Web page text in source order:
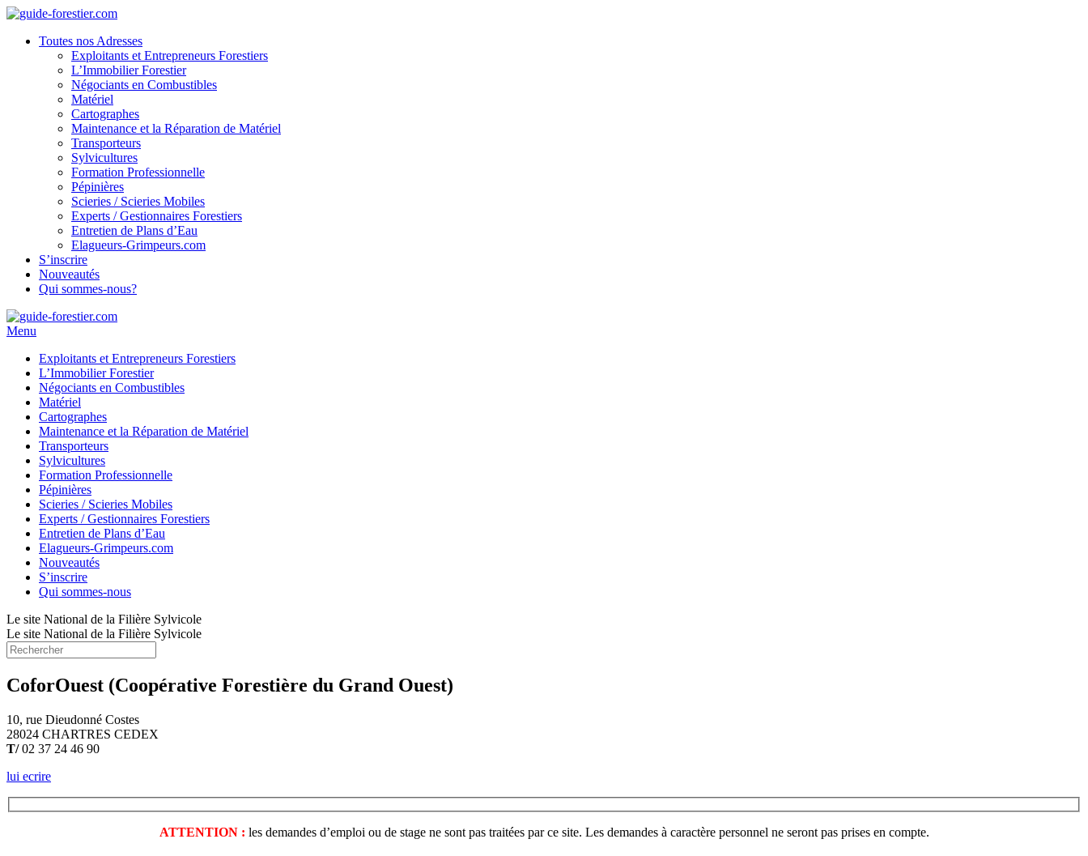
Toutes nos Adresses
Exploitants et Entrepreneurs Forestiers
L’Immobilier Forestier
Négociants en Combustibles
Matériel
Cartographes
Maintenance et la Réparation de Matériel
Transporteurs
Sylvicultures
Formation Professionnelle
Pépinières
Scieries / Scieries Mobiles
Experts / Gestionnaires Forestiers
Entretien de Plans d’Eau
Elagueurs-Grimpeurs.com
S’inscrire
Nouveautés
Qui sommes-nous?
Menu
Exploitants et Entrepreneurs Forestiers
L’Immobilier Forestier
Négociants en Combustibles
Matériel
Cartographes
Maintenance et la Réparation de Matériel
Transporteurs
Sylvicultures
Formation Professionnelle
Pépinières
Scieries / Scieries Mobiles
Experts / Gestionnaires Forestiers
Entretien de Plans d’Eau
Elagueurs-Grimpeurs.com
Nouveautés
S’inscrire
Qui sommes-nous
Le site National de la Filière Sylvicole
Le site National de la Filière Sylvicole
CoforOuest (Coopérative Forestière du Grand Ouest)
10, rue Dieudonné Costes
28024 CHARTRES CEDEX
T/02 37 24 46 90
lui ecrire
ATTENTION : les demandes d’emploi ou de stage ne sont pas traitées par ce site. Les demandes à caractère personnel ne seront pas prises en compte.